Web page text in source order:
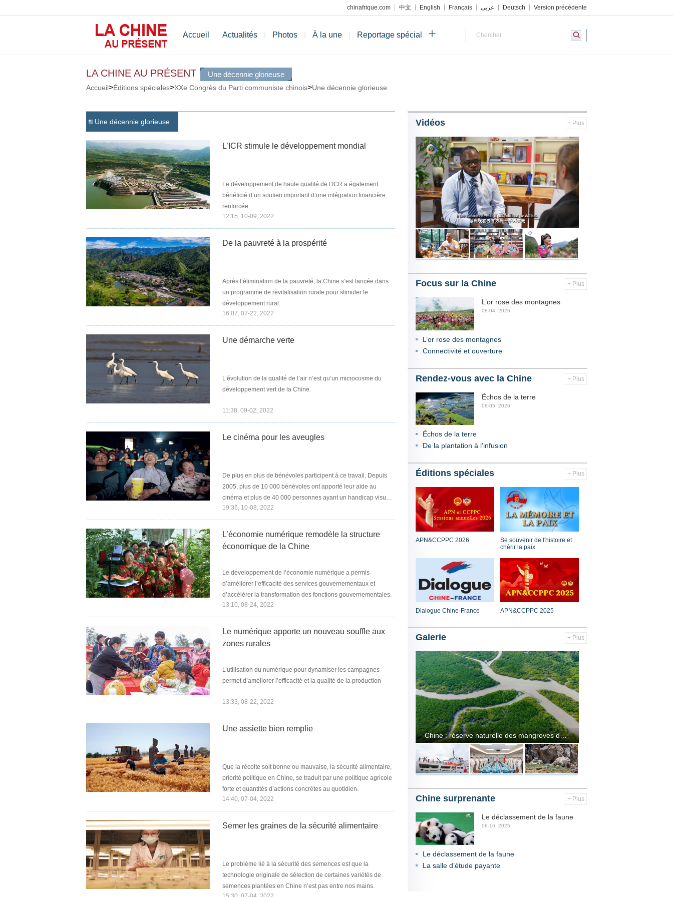
chinafrique.com 中文 English Français عربي Deutsch Version précédente
Accueil Actualités Photos À la une Reportage spécial
LA CHINE AU PRÉSENT Une décennie glorieuse
Accueil>Éditions spéciales>XXe Congrès du Parti communiste chinois>Une décennie glorieuse
Une décennie glorieuse
L’ICR stimule le développement mondial
Le développement de haute qualité de l’ICR a également
bénéficié d’un soutien important d’une intégration financière
renforcée.
12:15, 10-09, 2022
De la pauvreté à la prospérité
Après l’élimination de la pauvreté, la Chine s’est lancée dans
un programme de revitalisation rurale pour stimuler le
développement rural.
16:07, 07-22, 2022
Une démarche verte
L’évolution de la qualité de l’air n’est qu’un microcosme du
développement vert de la Chine.
11:38, 09-02, 2022
Le cinéma pour les aveugles
De plus en plus de bénévoles participent à ce travail. Depuis
2005, plus de 10 000 bénévoles ont apporté leur aide au
cinéma et plus de 40 000 personnes ayant un handicap visuel
ont assist...
19:36, 10-08, 2022
L’économie numérique remodèle la structure
économique de la Chine
Le développement de l’économie numérique a permis
d’améliorer l’efficacité des services gouvernementaux et
d’accélérer la transformation des fonctions gouvernementales.
13:10, 08-24, 2022
Le numérique apporte un nouveau souffle aux
zones rurales
L’utilisation du numérique pour dynamiser les campagnes
permet d’améliorer l’efficacité et la qualité de la production
13:33, 08-22, 2022
Une assiette bien remplie
Que la récolte soit bonne ou mauvaise, la sécurité alimentaire,
priorité politique en Chine, se traduit par une politique agricole
forte et quantités d’actions concrètes au quotidien.
14:40, 07-04, 2022
Semer les graines de la sécurité alimentaire
Le problème lié à la sécurité des semences est que la
technologie originale de sélection de certaines variétés de
semences plantées en Chine n’est pas entre nos mains.
Vidéos + Plus
Focus sur la Chine + Plus
L’or rose des montagnes
08-04, 2026
L’or rose des montagnes
Connectivité et ouverture
Rendez-vous avec la Chine + Plus
Échos de la terre
08-05, 2026
Échos de la terre
De la plantation à l’infusion
Éditions spéciales + Plus
APN&CCPPC 2026
Se souvenir de l'histoire et
chérir la paix
Dialogue Chine-France APN&CCPPC 2025
Galerie + Plus
Chine : réserve naturelle des mangroves de Shankou au Guangxi
Chine surprenante + Plus
Le déclassement de la faune
06-16, 2025
Le déclassement de la faune
La salle d’étude payante